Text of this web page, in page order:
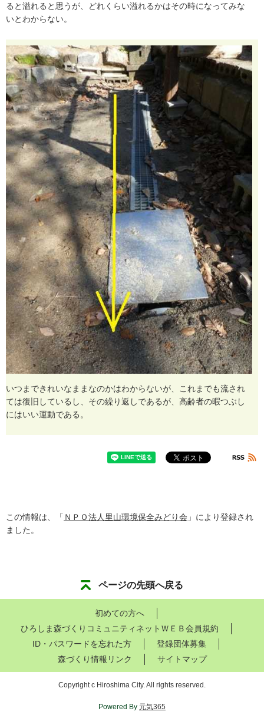
る と溢れる と 思うが どれく らい溢れるかはその時になってみな
いと わからない。
いつま できれいなま ま なのかはわからないが、 これま でも流され
ては復 旧 している し、 その繰り返 しであるが、 高齢者の暇つぶし
にはいい運動である。
この情報は、「 ＮＰＯ法人里山環境保全みどり会 」により登録され
ました。
ページの先頭へ戻る
初めての方へ
ひろしま森づくりコミュニティネットＷＥＢ会員規約
ID・パスワードを忘れた方
登録団体募集
森づくり情報リンク
サイトマップ
Copyright c Hiroshima City. All rights reserved.
Powered By 元気365